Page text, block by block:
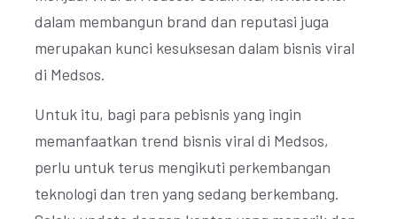
dalam membangun brand dan reputasi juga
merupakan kunci kesuksesan dalam bisnis viral
di Medsos.
Untuk itu, bagi para pebisnis yang ingin
memanfaatkan trend bisnis viral di Medsos,
perlu untuk terus mengikuti perkembangan
teknologi dan tren yang sedang berkembang.